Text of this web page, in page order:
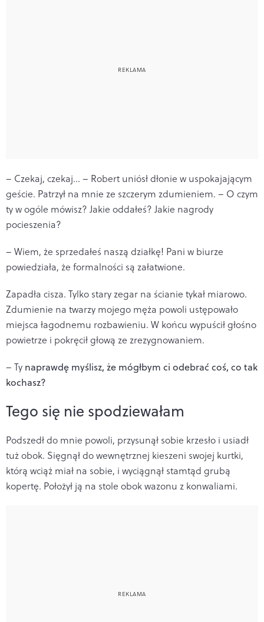
– Czekaj, czekaj… – Robert uniósł dłonie w uspokajającym
geście. Patrzył na mnie ze szczerym zdumieniem. – O czym
ty w ogóle mówisz? Jakie oddałeś? Jakie nagrody
pocieszenia?
– Wiem, że sprzedałeś naszą działkę! Pani w biurze
powiedziała, że formalności są załatwione.
Zapadła cisza. Tylko stary zegar na ścianie tykał miarowo.
Zdumienie na twarzy mojego męża powoli ustępowało
miejsca łagodnemu rozbawieniu. W końcu wypuścił głośno
powietrze i pokręcił głową ze zrezygnowaniem.
– Ty naprawdę myślisz, że mógłbym ci odebrać coś, co tak
kochasz?
Tego się nie spodziewałam
Podszedł do mnie powoli, przysunął sobie krzesło i usiadł
tuż obok. Sięgnął do wewnętrznej kieszeni swojej kurtki,
którą wciąż miał na sobie, i wyciągnął stamtąd grubą
kopertę. Położył ją na stole obok wazonu z konwaliami.